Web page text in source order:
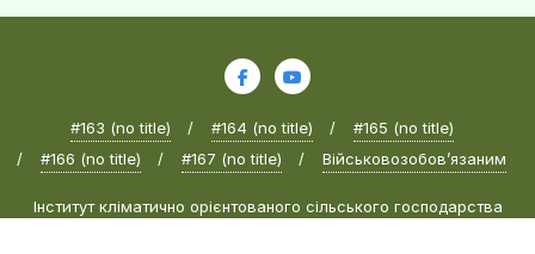
#163 (no title) #164 (no title)
#165 (no title)
#166 (no title)
#167 (no title) Військовозобов’язаним
Інститут кліматично орієнтованого сільського господарства